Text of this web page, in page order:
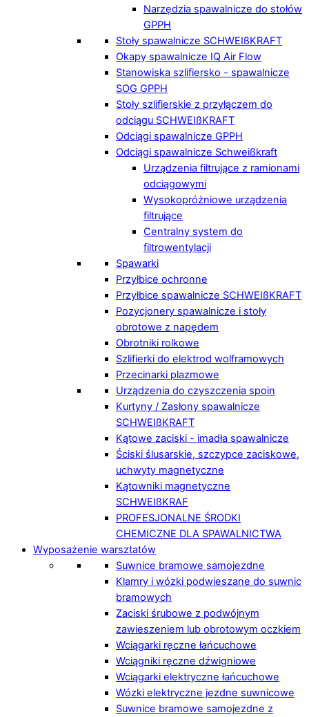
Narzędzia spawalnicze do stołów
GPPH
Stoły spawalnicze SCHWEIßKRAFT
Okapy spawalnicze IQ Air Flow
Stanowiska szlifiersko - spawalnicze
SOG GPPH
Stoły szlifierskie z przyłączem do
odciągu SCHWEIßKRAFT
Odciągi spawalnicze GPPH
Odciągi spawalnicze Schweißkraft
Urządzenia filtrujące z ramionami
odciągowymi
Wysokopróżniowe urządzenia
filtrujące
Centralny system do
filtrowentylacji
Spawarki
Przyłbice ochronne
Przyłbice spawalnicze SCHWEIßKRAFT
Pozycjonery spawalnicze i stoły
obrotowe z napędem
Obrotniki rolkowe
Szlifierki do elektrod wolframowych
Przecinarki plazmowe
Urządzenia do czyszczenia spoin
Kurtyny / Zasłony spawalnicze
SCHWEIßKRAFT
Kątowe zaciski - imadła spawalnicze
Ściski ślusarskie, szczypce zaciskowe,
uchwyty magnetyczne
Kątowniki magnetyczne
SCHWEIßKRAF
PROFESJONALNE ŚRODKI
CHEMICZNE DLA SPAWALNICTWA
Wyposażenie warsztatów
Suwnice bramowe samojezdne
Klamry i wózki podwieszane do suwnic
bramowych
Zaciski śrubowe z podwójnym
zawieszeniem lub obrotowym oczkiem
Wciągarki ręczne łańcuchowe
Wciągniki ręczne dźwigniowe
Wciągarki elektryczne łańcuchowe
Wózki elektryczne jezdne suwnicowe
Suwnice bramowe samojezdne z